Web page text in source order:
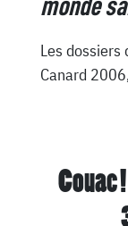
monde
Les dossiers
Canard
Couac